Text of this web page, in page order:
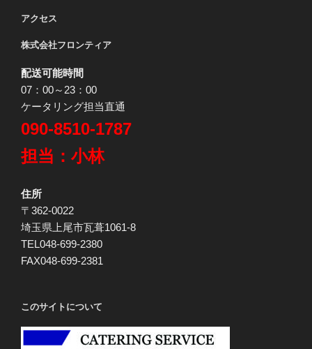
アクセス
株式会社フロンティア
配送可能時間
07：00～23：00
ケータリング担当直通
090-8510-1787
担当：小林
住所
〒362-0022
埼玉県上尾市瓦葺1061-8
TEL048-699-2380
FAX048-699-2381
このサイトについて